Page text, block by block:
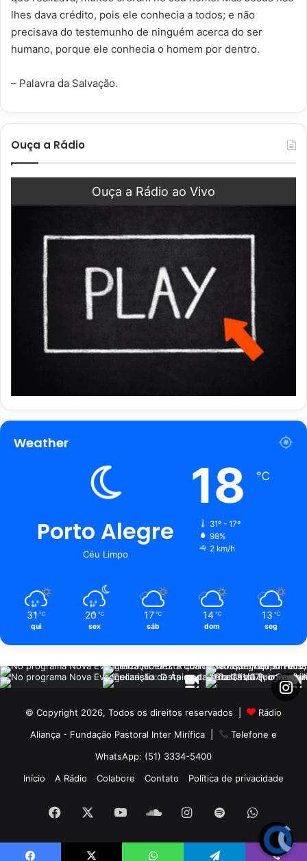
lhes dava crédito, pois ele conhecia a todos; e não
precisava do testemunho de ninguém acerca do ser
humano, porque ele conhecia o homem por dentro.
– Palavra da Salvação.
Ouça a Rádio
Ouça a Rádio ao Vivo
Weather
Porto Alegre
Céu Limpo
18 ℃
31º - 17º
98%
2 km/h
31 ℃
qui
20 ℃
sex
17 ℃
sáb
14 ℃
dom
13 ℃
seg
© Copyright 2026, Todos os direitos reservados |
Rádio
Aliança - Fundação Pastoral Inter Mirífica|
Telefone e
WhatsApp: (51) 3334-5400
Início
A Rádio Colabore Contato Política de privacidade
Facebook YouTubeSoundCloud
Instagram
Spotify